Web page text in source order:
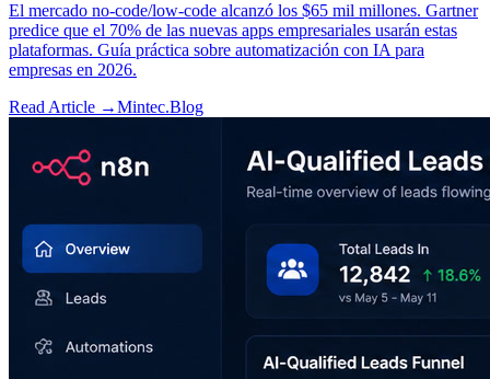
El mercado no-code/low-code alcanzó los $65 mil millones. Gartner
predice que el 70% de las nuevas apps empresariales usarán estas
plataformas. Guía práctica sobre automatización con IA para
empresas en 2026.
Read Article →Mintec.Blog